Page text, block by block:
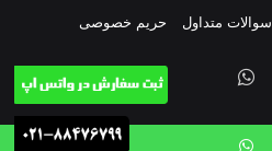
سوالات متداول حریم خصوصی
واتس
آپ